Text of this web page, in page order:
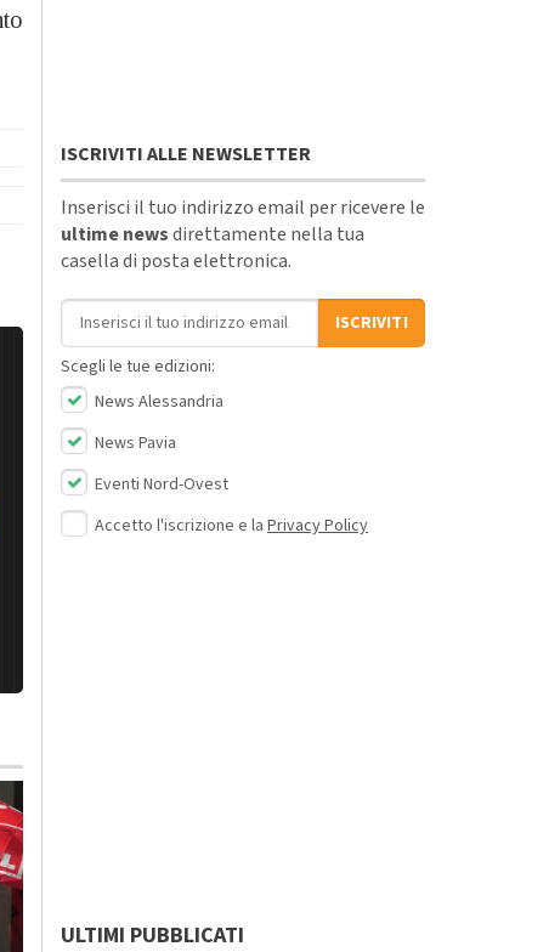
ISCRIVITI ALLE NEWSLETTER
Inserisci il tuo indirizzo email per ricevere le
ultime newsdirettamente nella tua
casella di posta elettronica.
Indirizzo email
ISCRIVITI
Scegli le tue edizioni:
News Alessandria
News Pavia
Eventi Nord-Ovest
Accetto l'iscrizione e la Privacy Policy
ULTIMI PUBBLICATI